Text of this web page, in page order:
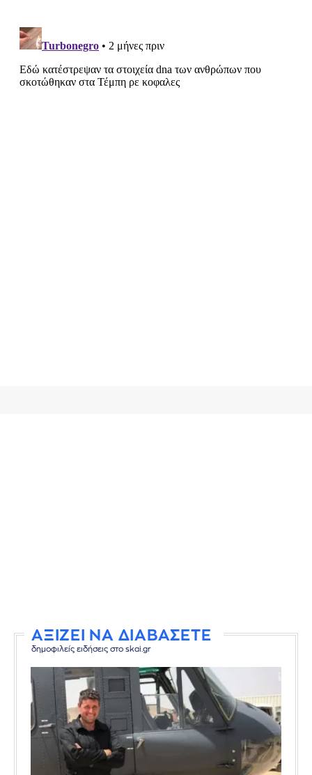
ΑΞΙΖΕΙ ΝΑ ΔΙΑΒΑΣΕΤΕ
δημοφιλείς ειδήσεις στο skai.gr